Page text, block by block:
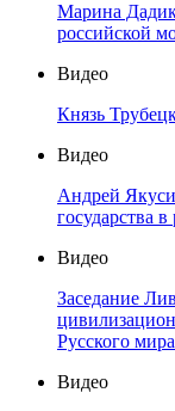
Марина
российской
Видео
Князь
Видео
Андрей
государства
Видео
Заседание
Русского
Видео